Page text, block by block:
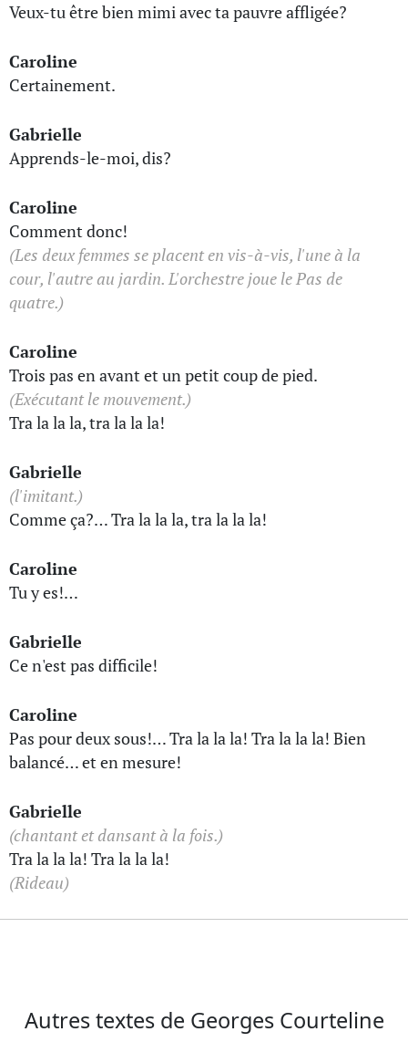
Veux-tu être bien mimi avec ta pauvre affligée?
Caroline
Certainement.
Gabrielle
Apprends-le-moi, dis?
Caroline
Comment donc!
(Les deux femmes se placent en vis-à-vis, l'une à la
cour, l'autre au jardin. L'orchestre joue le Pas de
quatre.)
Caroline
Trois pas en avant et un petit coup de pied.
(Exécutant le mouvement.)
Tra la la la, tra la la la!
Gabrielle
(l'imitant.)
Comme ça?… Tra la la la, tra la la la!
Caroline
Tu y es!…
Gabrielle
Ce n'est pas difficile!
Caroline
Pas pour deux sous!… Tra la la la! Tra la la la! Bien
balancé… et en mesure!
Gabrielle
(chantant et dansant à la fois.)
Tra la la la! Tra la la la!
(Rideau)
Autres textes de Georges Courteline